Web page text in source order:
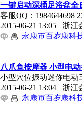
一键启动深桶足浴盆全
客服QQ：1984644698
2015-06-21 13:05 [浙江
永康市百岁康科
八爪鱼按摩器 小型电
小型穴位振动迷你电动
2015-06-21 13:04 [浙江
永康市百岁康科